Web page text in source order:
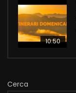
10:50
Cerca